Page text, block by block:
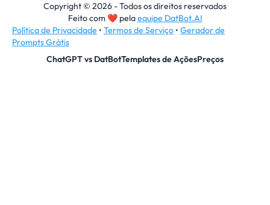
Copyright © 2026 - Todos os direitos reservados
Feito com ❤pelaequipe DatBot.AI
Política de Privacidade • Termos de Serviço • Gerador de
Prompts Grátis
ChatGPT vs DatBotTemplates de AçõesPreços